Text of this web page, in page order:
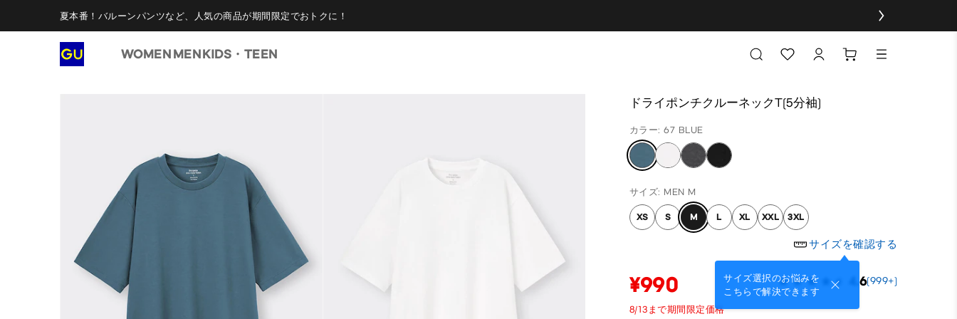
夏本番！バルーンパンツなど、人気の商品が期間限定でおトクに！
WOMEN MENKIDS・TEEN
ドライポンチクルーネックT(5分袖)
カラー: 67 BLUE
サイズ: MEN M
XS S M L XL XXL 3XL
サイズを確認する
サイズ選択のお悩みを
こちらで解決できます
¥990 4.6(999+)
8/13まで期間限定価格